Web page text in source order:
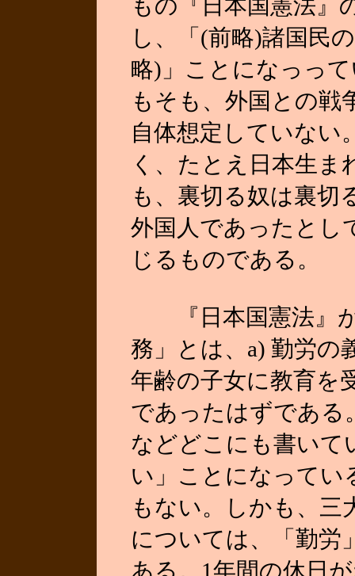
もの『日本国憲法』
し、「(前略)諸国民
略)」ことになっっ
もそも、外国との戦
自体想定していない
く、たとえ日本生ま
も、裏切る奴は裏切
外国人であったとし
じるものである。
『日本国憲法』が
務」とは、a) 勤労の
年齢の子女に教育を
であったはずである
などどこにも書いて
い」ことになってい
もない。しかも、三
については、「勤労
ある。1年間の休日